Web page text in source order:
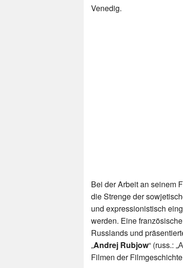
Venedig.
Bei der Arbeit an seinem
die Strenge der
und expressionistisch
werden. Eine
Russlands und
„Andrej Rubjow“ (russ.:
Filmen der